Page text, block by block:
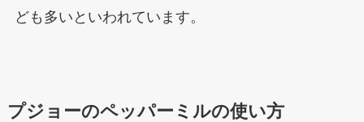
ども多いといわれています。
プジョーのペッパーミルの使い方